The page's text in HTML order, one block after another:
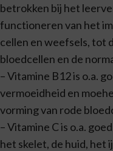
betrokken bij het
functioneren van het
cellen en weefsels, tot
bloedcellen en de
– Vitamine B12 is o.a.
vermoeidheid en
vorming van rode
– Vitamine C is o.a.
het skelet, de huid, het